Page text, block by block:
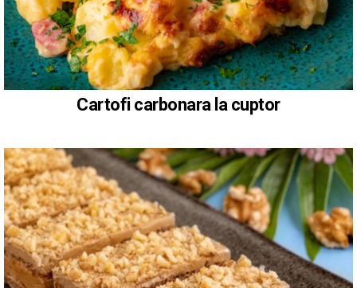
Cartofi carbonara la cuptor